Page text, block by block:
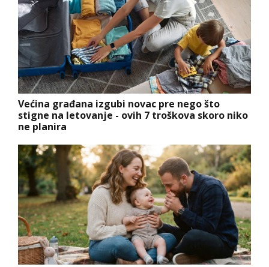
Većina građana izgubi novac pre nego što
stigne na letovanje - ovih 7 troškova skoro niko
ne planira